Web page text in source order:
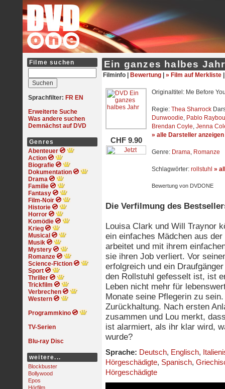
Filme suchen
Sprachfilter: FR EN
Erweiterte Suche
Was andere suchen
Demnächst auf DVD
Genres
Abenteuer
Action
Biografie
Dokumentation
Drama
Familie
Fantasy
Film-Noir
Historie
Horror
Komödie
Krieg
Musical
Musik
Mystery
Romanze
Science-Fiction
Sport
Thriller
Trickfilm
Verbrechen
Western
Programmkino
TV-Serien
Blu-ray Disc
weitere...
Blockbuster
Bollywood
Epos
Hörfilm
Ein ganzes halbes Jahr
Filminfo | Bewertung » Film auf Merkliste
CHF 9.90
Originaltitel: Me Before
Regie: Thea Sharrock
Dunwoodie, Pablo
Brendan Coyle, Jenna
» alle Darsteller anzeigen
Genre: Drama, Romanze
Schlagwörter: rollstuhl »
Bewertung von DVDONE
Die Verfilmung des
Louisa Clark und Will Traynor
ein einfaches Mädchen aus
arbeitet und mit ihrem
sie ihren Job verliert. Vor
erfolgreich und ein
den Rollstuhl gefesselt ist, ist
Leben nicht mehr für
Monate seine Pflegerin zu
Zurückhaltung. Nach ersten
zusammen und Lou merkt,
ist alarmiert, als ihr klar wird,
wurde?
Sprache: Deutsch, Englisch,
Hörgeschädigte, Spanisch,
Hörgeschädigte